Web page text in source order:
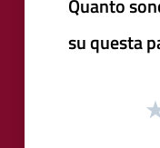
su questa